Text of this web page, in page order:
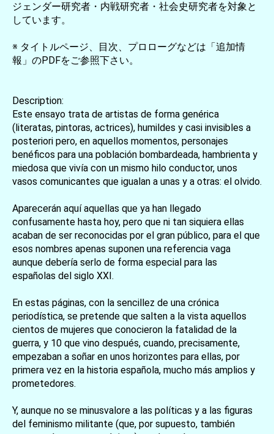
ジェンダー研究者・内戦研究者・社会史研究者を対象と
しています。
※ タイトルページ、目次、プロローグなどは「追加情
報」のPDFをご参照下さい。
Description:
Este ensayo trata de artistas de forma genérica
(literatas, pintoras, actrices), humildes y casi invisibles a
posteriori pero, en aquellos momentos, personajes
benéficos para una población bombardeada, hambrienta y
miedosa que vivía con un mismo hilo conductor, unos
vasos comunicantes que igualan a unas y a otras: el olvido.
Aparecerán aquí aquellas que ya han llegado
confusamente hasta hoy, pero que ni tan siquiera ellas
acaban de ser reconocidas por el gran público, para el que
esos nombres apenas suponen una referencia vaga
aunque debería serlo de forma especial para las
españolas del siglo XXI.
En estas páginas, con la sencillez de una crónica
periodística, se pretende que salten a la vista aquellos
cientos de mujeres que conocieron la fatalidad de la
guerra, y 10 que vino después, cuando, precisamente,
empezaban a soñar en unos horizontes para ellas, por
primera vez en la historia española, mucho más amplios y
prometedores.
Y, aunque no se minusvalore a las políticas y a las figuras
del feminismo militante (que, por supuesto, también